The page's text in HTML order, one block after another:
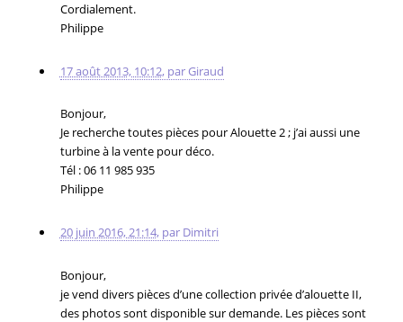
Cordialement.
Philippe
17 août 2013, 10:12, parGiraud
Bonjour,
Je recherche toutes pièces pour Alouette 2 ; j’ai aussi une
turbine à la vente pour déco.
Tél : 06 11 985 935
Philippe
20 juin 2016, 21:14, par Dimitri
Bonjour,
je vend divers pièces d’une collection privée d’alouette II,
des photos sont disponible sur demande. Les pièces sont